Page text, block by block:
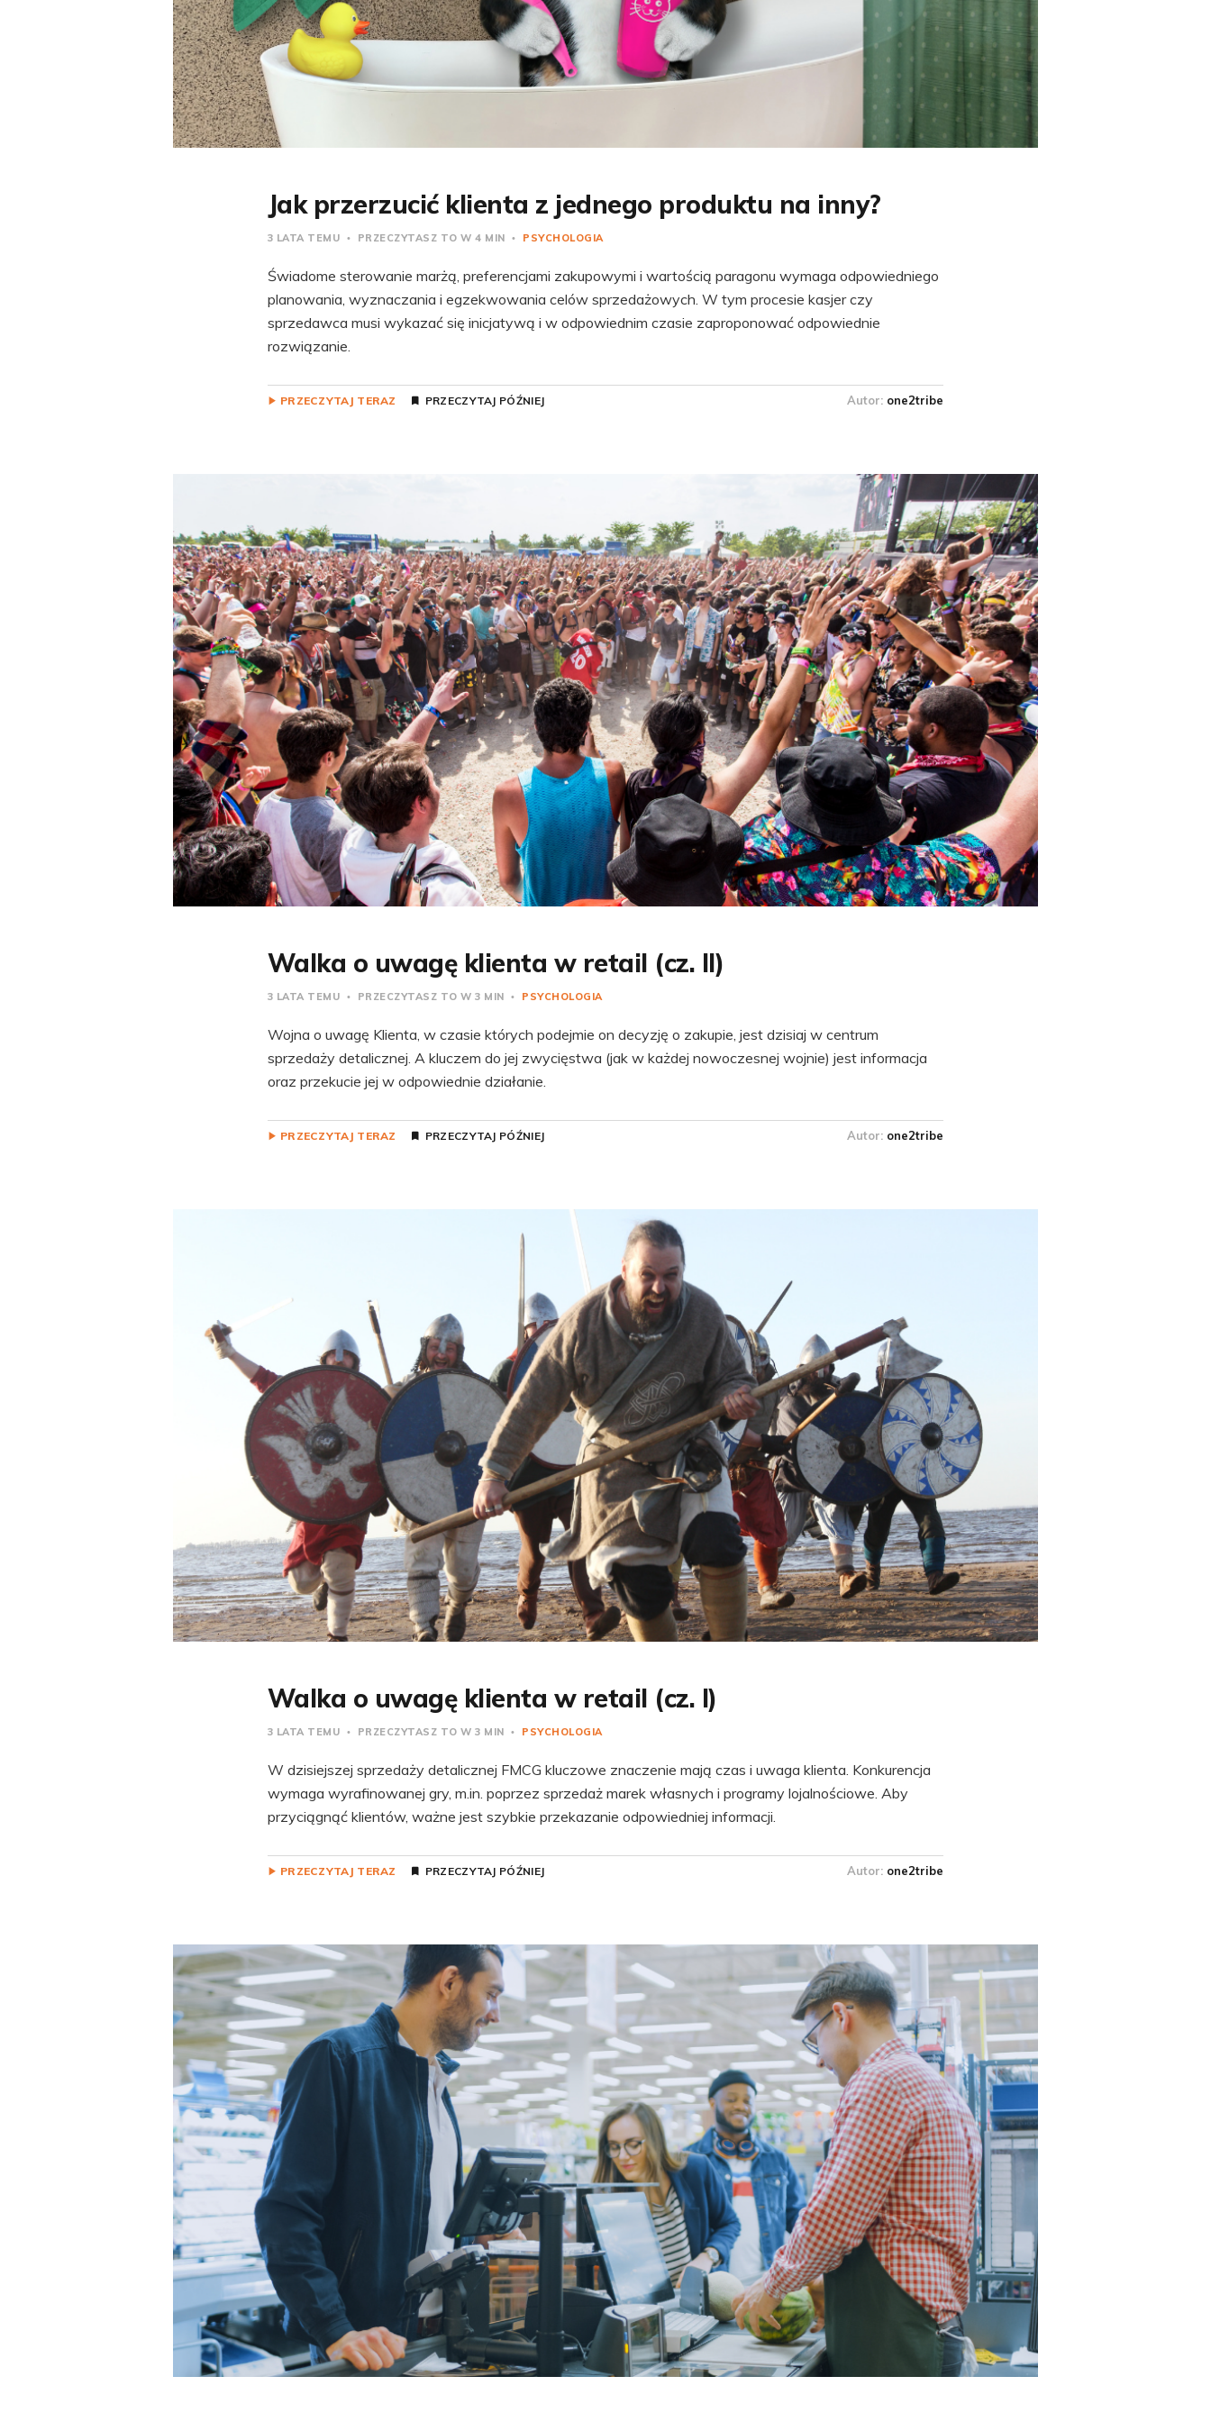
Jak przerzucić klienta z jednego produktu na inny?
3 LATA TEMU PRZECZYTASZ TO W 4 MIN PSYCHOLOGIA
Świadome sterowanie marżą, preferencjami zakupowymi i wartością paragonu wymaga odpowiedniego
planowania, wyznaczania i egzekwowania celów sprzedażowych. W tym procesie kasjer czy
sprzedawca musi wykazać się inicjatywą i w odpowiednim czasie zaproponować odpowiednie
rozwiązanie.
PRZECZYTAJ TERAZ PRZECZYTAJ PÓŹNIEJ Autor: one2tribe
Walka o uwagę klienta w retail (cz. II)
3 LATA TEMU PRZECZYTASZ TO W 3 MIN PSYCHOLOGIA
Wojna o uwagę Klienta, w czasie których podejmie on decyzję o zakupie, jest dzisiaj w centrum
sprzedaży detalicznej. A kluczem do jej zwycięstwa (jak w każdej nowoczesnej wojnie) jest informacja
oraz przekucie jej w odpowiednie działanie.
PRZECZYTAJ TERAZ PRZECZYTAJ PÓŹNIEJ Autor: one2tribe
Walka o uwagę klienta w retail (cz. I)
3 LATA TEMU PRZECZYTASZ TO W 3 MIN PSYCHOLOGIA
W dzisiejszej sprzedaży detalicznej FMCG kluczowe znaczenie mają czas i uwaga klienta. Konkurencja
wymaga wyrafinowanej gry, m.in. poprzez sprzedaż marek własnych i programy lojalnościowe. Aby
przyciągnąć klientów, ważne jest szybkie przekazanie odpowiedniej informacji.
PRZECZYTAJ TERAZ PRZECZYTAJ PÓŹNIEJ Autor: one2tribe